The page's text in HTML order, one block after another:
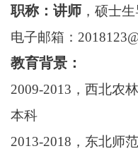
职称：讲师 ，硕士
电子邮箱：
教育背景：
2009-2013 ，西北农
本科
2013-2018 ，东北师